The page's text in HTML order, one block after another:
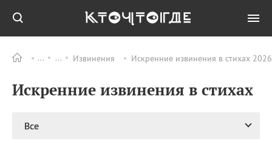
Извинения Искренние извинения в стихах
Искренние извинения в стихах
Все
ПРАЗДНИКИ Все
08.08 День «Счастье
День мира в Аугсбурге